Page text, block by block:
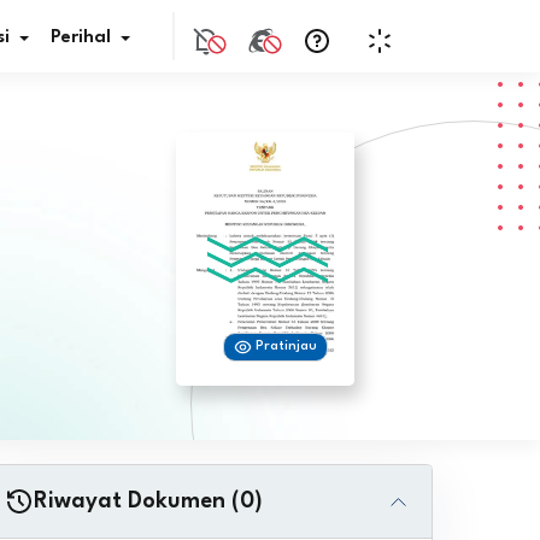
JDIH
Perihal
Pratinjau
Riwayat Dokumen (0)